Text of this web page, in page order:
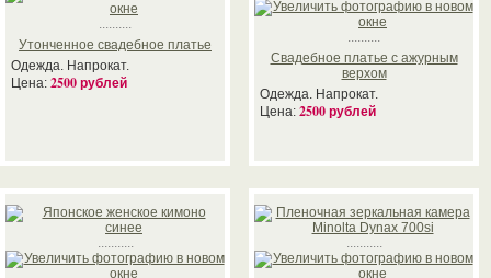
..........
Утонченное свадебное платье
Одежда. Напрокат.
Цена: 2500 рублей
..........
Свадебное платье с ажурным
верхом
Одежда. Напрокат.
Цена: 2500 рублей
........... ...........